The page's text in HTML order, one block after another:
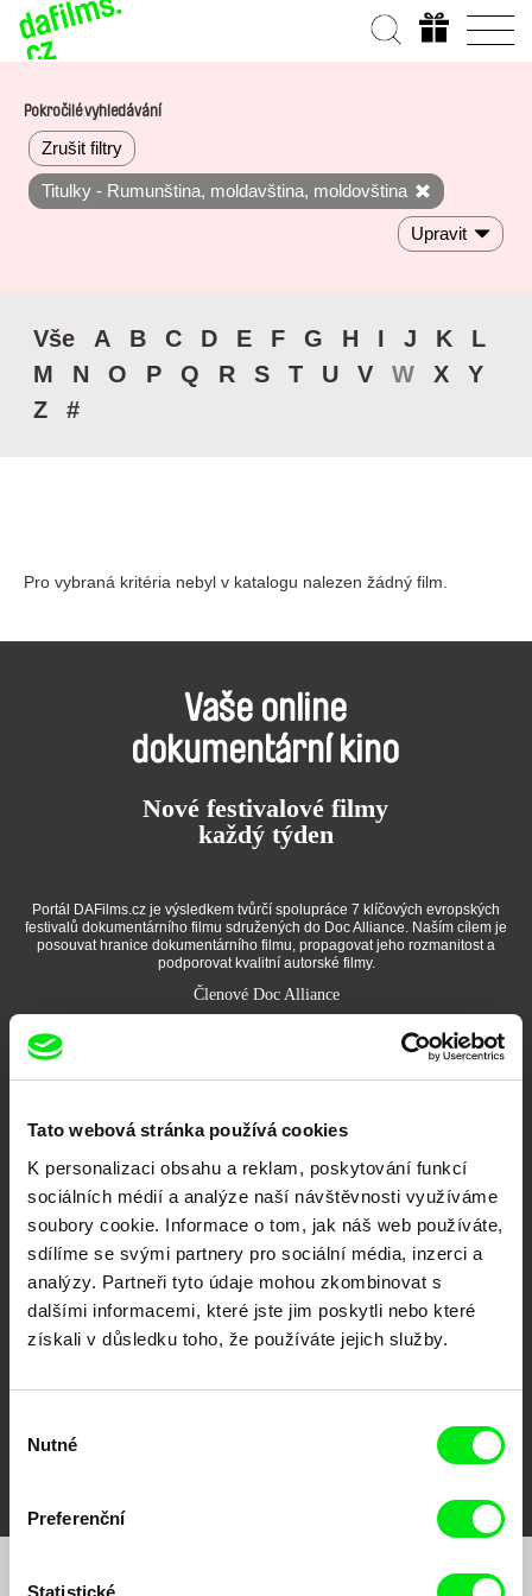
Tato webová stránka používá cookies
K personalizaci obsahu a reklam, poskytování funkcí
sociálních médií a analýze naší návštěvnosti využíváme
soubory cookie. Informace o tom, jak náš web používáte,
sdílíme se svými partnery pro sociální média, inzerci a
analýzy. Partneři tyto údaje mohou zkombinovat s
dalšími informacemi, které jste jim poskytli nebo které
získali v důsledku toho, že používáte jejich služby.
souhlasu
Nutné
Preferenční
Statistické
Pokročilé vyhledávání
Zrušit filtry
Titulky - Rumunština, moldavština, moldovština
Upravit
Vše A B C D E F G H I J K
L
M
N O P Q R S T U V W X
Y
Z
#
Pro vybraná kritéria nebyl v katalogu nalezen žádný film.
Vaše online
dokumentární kino
Nové festivalové filmy
každý týden
Portál DAFilms.cz je výsledkem tvůrčí spolupráce 7 klíčových evropských
festivalů dokumentárního filmu sdružených do Doc Alliance. Naším cílem je
posouvat hranice dokumentárního filmu, propagovat jeho rozmanitost a
podporovat kvalitní autorské filmy.
Členové Doc Alliance
CPH:DOX Doclisboa
Millennium Docs
DOK Leipzig